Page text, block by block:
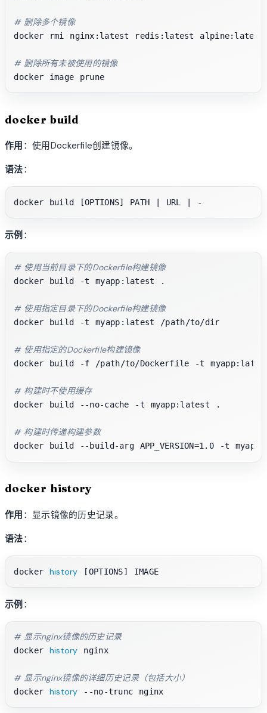
# 删除多个镜像
docker rmi nginx:latest redis:latest alpine:latest
# 删除所有未被使用的镜像
docker build
作用 ：使用Dockerfile创建镜像。
语法：
示例 ：
# 使用当前目录下的Dockerfile构建镜像
docker build -t myapp:latest .
# 使用指定目录下的Dockerfile构建镜像
docker build -t myapp:latest /path/to/dir
# 使用指定的Dockerfile构建镜像
docker build -f /path/to/Dockerfile -t
# 构建时不使用缓存
docker build --no-cache -t myapp:latest .
# 构建时传递构建参数
docker history
作用 ：显示镜像的历史记录。
语法：
docker history
示例 ：
# 显示nginx镜像的历史记录
docker history nginx
# 显示nginx镜像的详细历史记录（包括大小）
docker history